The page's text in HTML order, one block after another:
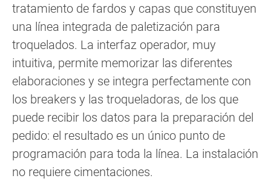
tratamiento de fardos y capas que constituyen
una línea integrada de paletización para
troquelados. La interfaz operador, muy
intuitiva, permite memorizar las diferentes
elaboraciones y se integra perfectamente con
los breakers y las troqueladoras, de los que
puede recibir los datos para la preparación del
pedido: el resultado es un único punto de
programación para toda la línea. La instalación
no requiere cimentaciones.